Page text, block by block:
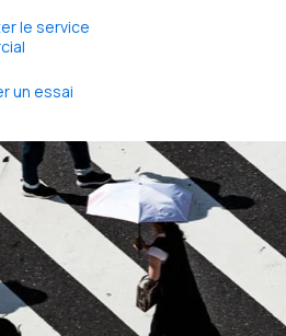
le service
un essai